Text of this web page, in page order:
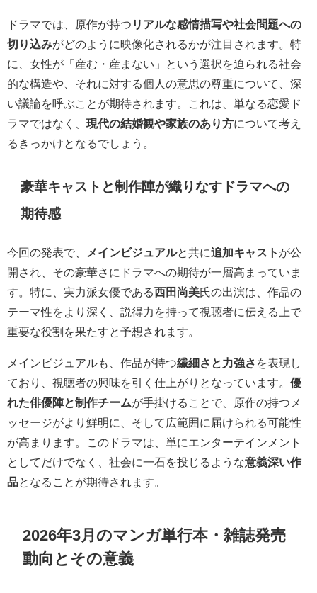
ドラマでは、原作が持つ リアルな感情描写や社会問題への
切り込みがどのように映像化されるかが注目されます。特
に、女性が「産む・産まない」という選択を迫られる社会
的な構造や、それに対する個人の意思の尊重について、深
い議論を呼ぶことが期待されます。これは、単なる恋愛ド
ラマではなく、 現代の結婚観や家族のあり方について考え
るきっかけとなるでしょう。
豪華キャストと制作陣が織りなすドラマへの
期待感
今回の発表で、 メインビジュアルと共に追加キャスト が公
開され、その豪華さにドラマへの期待が一層高まっていま
す。特に、実力派女優である西田尚美氏の出演は、作品の
テーマ性をより深く、説得力を持って視聴者に伝える上で
重要な役割を果たすと予想されます。
メインビジュアルも、作品が持つ繊細さと力強さ を表現し
ており、視聴者の興味を引く仕上がりとなっています。 優
れた俳優陣と制作チームが手掛けることで、原作の持つメ
ッセージがより鮮明に、そして広範囲に届けられる可能性
が高まります。このドラマは、単にエンターテインメント
としてだけでなく、社会に一石を投じるような意義深い作
品となることが期待されます。
2026年3月のマンガ単行本・雑誌発売
動向とその意義